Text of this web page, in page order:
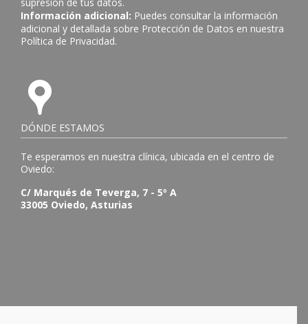
Información adicional: Puedes consultar la información
adicional y detallada sobre Protección de Datos en nuestra
Política de Privacidad.
DÓNDE ESTAMOS
Te esperamos en nuestra clínica, ubicada en el centro de
Oviedo:
C/ Marqués de Teverga, 7 - 5º A
33005 Oviedo, Asturias